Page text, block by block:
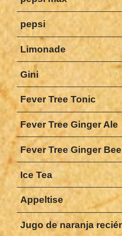
pepsi
Limonade
Gini
Fever Tree Tonic
Fever Tree Ginger Ale
Fever Tree Ginger
Ice Tea
Appeltise
Jugo de naranja